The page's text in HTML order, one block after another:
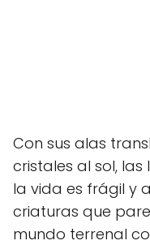
Con sus alas
cristales al sol,
la vida es frágil y
criaturas que
mundo terrenal